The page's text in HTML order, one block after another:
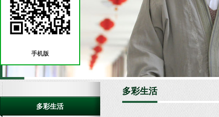
多彩生活
多彩生活
手机版